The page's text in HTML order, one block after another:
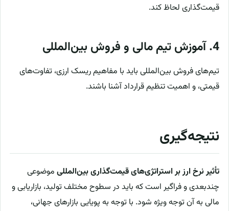
قیمت‌گذاری لحاظ کند.
4. آموزش تیم مالی و فروش بین‌المللی
تیم‌های فروش بین‌المللی باید با مفاهیم ریسک ارزی، تفاوت‌های
قیمتی، و اهمیت تنظیم قرارداد آشنا باشند.
نتیجه‌گیری
تأثیر نرخ ارز بر استراتژی‌های قیمت‌گذاری بین‌المللی موضوعی
چندبعدی و فراگیر است که باید در سطوح مختلف تولید، بازاریابی و
مالی به آن توجه ویژه شود. با توجه به پویایی بازارهای جهانی،